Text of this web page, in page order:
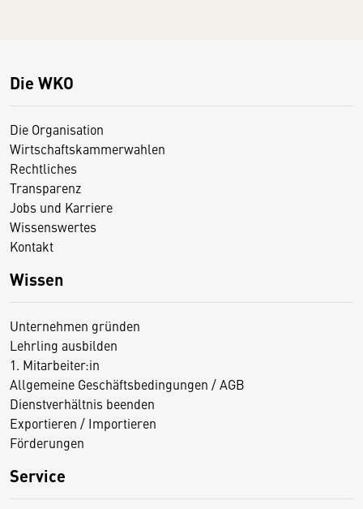
Die WKO
Die Organisation
Wirtschaftskammerwahlen
Rechtliches
Transparenz
Jobs und Karriere
Wissenswertes
Kontakt
Wissen
Unternehmen gründen
Lehrling ausbilden
1. Mitarbeiter:in
Allgemeine Geschäftsbedingungen / AGB
Dienstverhältnis beenden
Exportieren / Importieren
Förderungen
Service